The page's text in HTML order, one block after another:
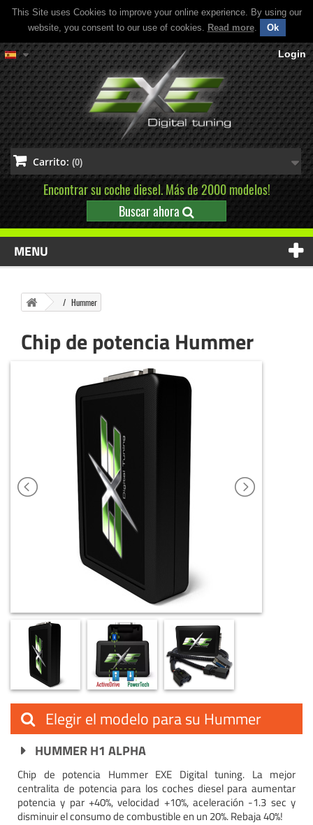
This Site uses Cookies to improve your online experience. By using our
website, you consent to our use of cookies. Read more. Ok
Login
Carrito: (0)
Encontrar su coche diesel. Más de 2000 modelos!
Buscar ahora
MENU
Hummer
Chip de potencia Hummer
Elegir el modelo para su Hummer
HUMMER H1 ALPHA
Chip de potencia Hummer EXE Digital tuning. La mejor
centralita de potencia para los coches diesel para aumentar
potencia y par +40%, velocidad +10%, aceleración -1.3 sec y
disminuir el consumo de combustible en un 20%. Rebaja 40%!